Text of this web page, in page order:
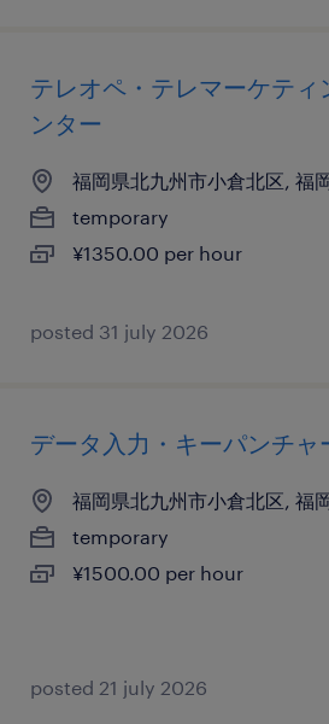
テレオペ・テレマーケティ
ンター
福岡県北九州市小倉北区, 福
temporary
¥1350.00 per hour
posted 31 july 2026
データ入力・キーパンチャ
福岡県北九州市小倉北区, 福
temporary
¥1500.00 per hour
posted 21 july 2026